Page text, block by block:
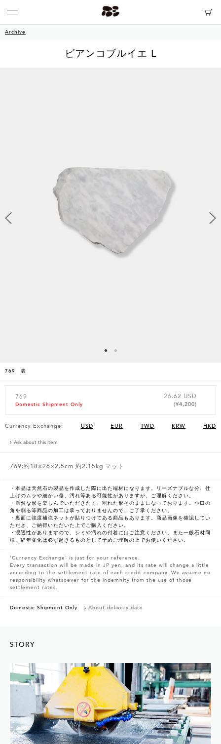
Archive
ビアンコブルイエ L
769 表
769
Domestic Shipment Only
26.62 USD
(¥4,200)
Currency Exchange: USD EUR TWD KRW HKD
Ask about this item
769:約18×26×2.5cm 約2.15kg マット
・本品は天然石の製品を作成した際に出た端材になります。リーズナブルな分、仕
上げのムラや細かい傷、汚れ等ある可能性がありますが、ご理解ください。
・自然な形を楽しんでいただきたく、割れた形そのままになっております。小口の
角を削る等商品の加工は承っておりませんので、ご了承ください。
・裏面に強度補強ネットが貼りつけてある商品もあります。商品画像を確認してい
ただき、ご納得いただいた上でご購入ください。
・浸透性がありますので、シミや汚れの付着にはご注意ください。また一般石材同
様、経年変化は必ず起きるものとして予めご理解の上でお使いください。
'Currency Exchange' is just for your reference.
Every transaction will be made in JP yen, and its rate will change a little
according to the settlement rate of each credit company. We assume no
responsibility whatsoever for the indemnity from the use of those
settlement rates.
Domestic Shipment Only About delivery date
STORY